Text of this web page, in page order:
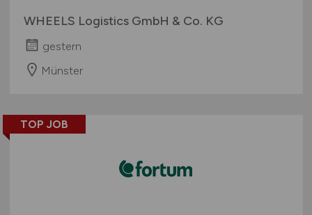
WHEELS Logistics GmbH & Co. KG
gestern
Münster
TOP JOB